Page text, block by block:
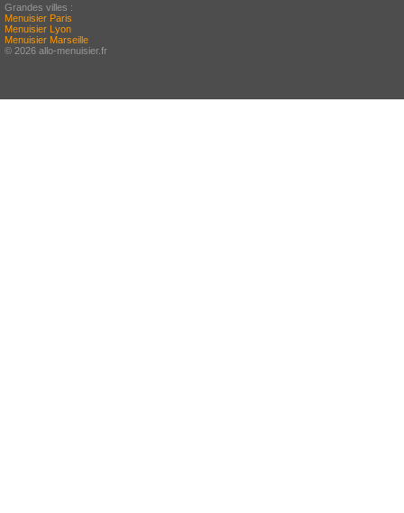
Grandes villes :
Menuisier Paris
Menuisier Lyon
Menuisier Marseille
© 2026 allo-menuisier.fr